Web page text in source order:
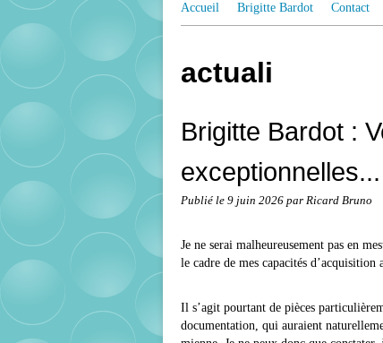
Accueil Brigitte Bardot Contact
actuali
Brigitte Bardot :
exceptionnelles...
Publié le 9 juin 2026 par Ricard Bruno
Je ne serai malheureusement pas en
le cadre de mes capacités d’acquisition
Il s’agit pourtant de pièces
documentation, qui auraient